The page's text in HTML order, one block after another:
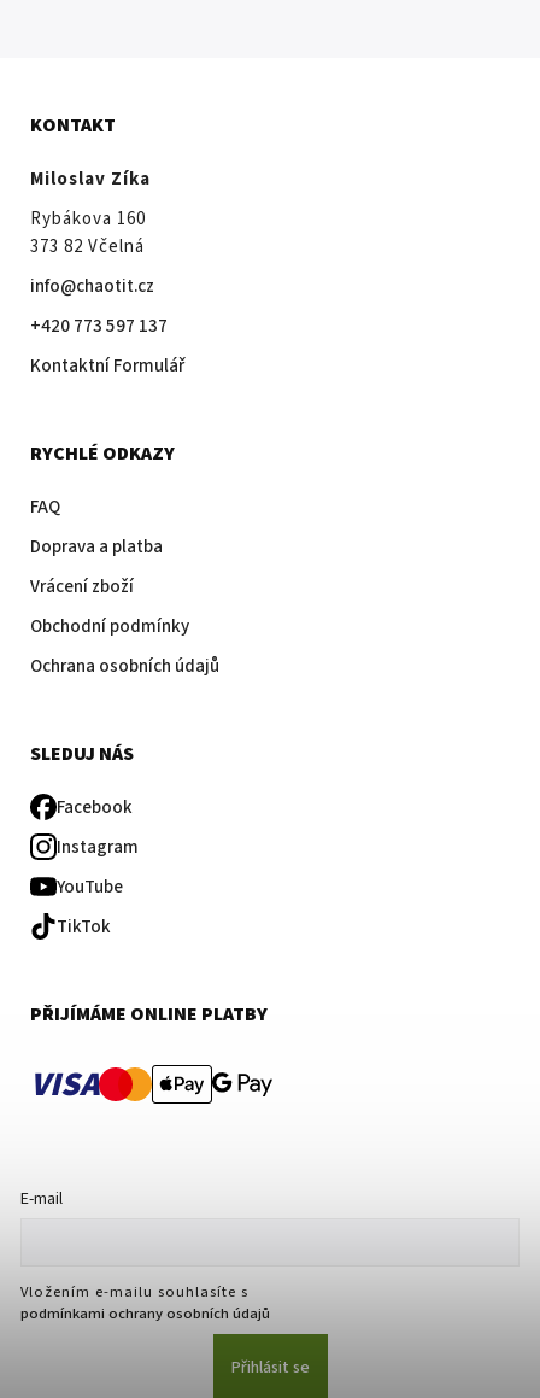
KONTAKT
Miloslav Zíka
Rybákova 160
373 82 Včelná
info@chaotit.cz
+420 773 597 137
Kontaktní Formulář
RYCHLÉ ODKAZY
FAQ
Doprava a platba
Vrácení zboží
Obchodní podmínky
Ochrana osobních údajů
SLEDUJ NÁS
Facebook
Instagram
YouTube
TikTok
PŘIJÍMÁME ONLINE PLATBY
VISA
E-mail
Vložením e-mailu souhlasíte s
podmínkami ochrany osobních údajů
Přihlásit se